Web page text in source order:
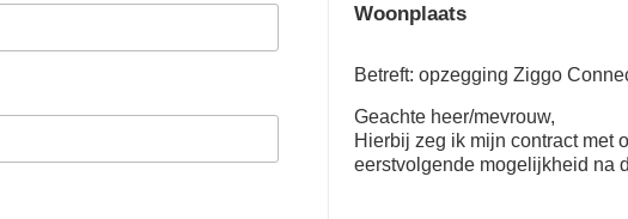
Woonplaats
Betreft: opzegging Ziggo
Geachte heer/mevrouw,
Hierbij zeg ik mijn contract met
eerstvolgende mogelijkheid na